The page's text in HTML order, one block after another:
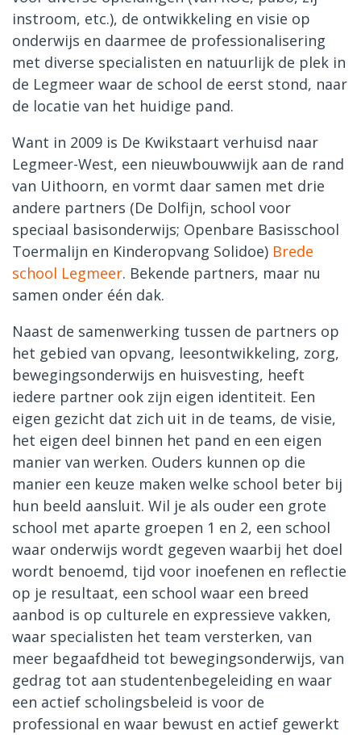
instroom, etc.), de ontwikkeling en visie op
onderwijs en daarmee de professionalisering
met diverse specialisten en natuurlijk de plek in
de Legmeer waar de school de eerst stond, naar
de locatie van het huidige pand.
Want in 2009 is De Kwikstaart verhuisd naar
Legmeer-West, een nieuwbouwwijk aan de rand
van Uithoorn, en vormt daar samen met drie
andere partners (De Dolfijn, school voor
speciaal basisonderwijs; Openbare Basisschool
Toermalijn en Kinderopvang Solidoe) Brede
school Legmeer. Bekende partners, maar nu
samen onder één dak.
Naast de samenwerking tussen de partners op
het gebied van opvang, leesontwikkeling, zorg,
bewegingsonderwijs en huisvesting, heeft
iedere partner ook zijn eigen identiteit. Een
eigen gezicht dat zich uit in de teams, de visie,
het eigen deel binnen het pand en een eigen
manier van werken. Ouders kunnen op die
manier een keuze maken welke school beter bij
hun beeld aansluit. Wil je als ouder een grote
school met aparte groepen 1 en 2, een school
waar onderwijs wordt gegeven waarbij het doel
wordt benoemd, tijd voor inoefenen en reflectie
op je resultaat, een school waar een breed
aanbod is op culturele en expressieve vakken,
waar specialisten het team versterken, van
meer begaafdheid tot bewegingsonderwijs, van
gedrag tot aan studentenbegeleiding en waar
een actief scholingsbeleid is voor de
professional en waar bewust en actief gewerkt